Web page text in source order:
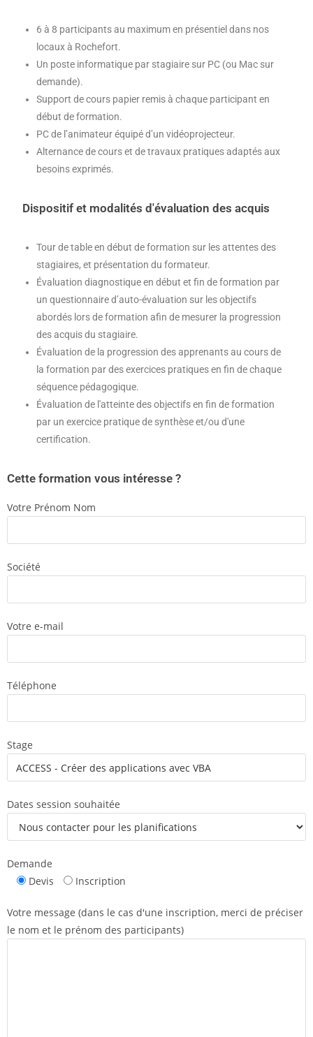
6 à 8 participants au maximum en présentiel dans nos
locaux à Rochefort.
Un poste informatique par stagiaire sur PC (ou Mac sur
demande).
Support de cours papier remis à chaque participant en
début de formation.
PC de l’animateur équipé d’un vidéoprojecteur.
Alternance de cours et de travaux pratiques adaptés aux
besoins exprimés.
Dispositif et modalités d'évaluation des acquis
Tour de table en début de formation sur les attentes des
stagiaires, et présentation du formateur.
Évaluation diagnostique en début et fin de formation par
un questionnaire d’auto-évaluation sur les objectifs
abordés lors de formation afin de mesurer la progression
des acquis du stagiaire.
Évaluation de la progression des apprenants au cours de
la formation par des exercices pratiques en fin de chaque
séquence pédagogique.
Évaluation de l'atteinte des objectifs en fin de formation
par un exercice pratique de synthèse et/ou d'une
certification.
Cette formation vous intéresse ?
Votre Prénom Nom
Société
Votre e-mail
Téléphone
Stage
Dates session souhaitée
Demande
Devis
Inscription
Votre message (dans le cas d'une inscription, merci de préciser
le nom et le prénom des participants)